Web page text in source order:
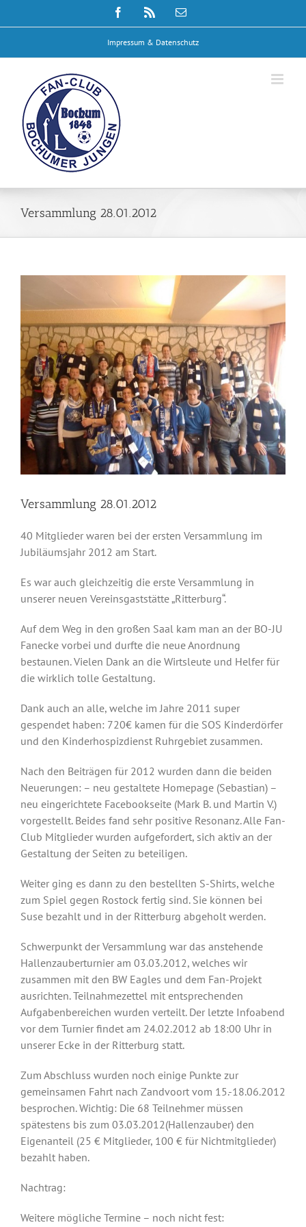
Inhalt
Facebook
E-
Impressum & Datenschutz
Versammlung 28.01.2012
Versammlung 28.01.2012
40 Mitglieder waren bei der ersten Versammlung im
Jubiläumsjahr 2012 am Start.
Es war auch gleichzeitig die erste Versammlung in
unserer neuen Vereinsgaststätte „Ritterburg“.
Auf dem Weg in den großen Saal kam man an der BO-JU
Fanecke vorbei und durfte die neue Anordnung
bestaunen. Vielen Dank an die Wirtsleute und Helfer für
die wirklich tolle Gestaltung.
Dank auch an alle, welche im Jahre 2011 super
gespendet haben: 720€ kamen für die SOS Kinderdörfer
und den Kinderhospizdienst Ruhrgebiet zusammen.
Nach den Beiträgen für 2012 wurden dann die beiden
Neuerungen: – neu gestaltete Homepage (Sebastian) –
neu eingerichtete Facebookseite (Mark B. und Martin V.)
vorgestellt. Beides fand sehr positive Resonanz. Alle Fan-
Club Mitglieder wurden aufgefordert, sich aktiv an der
Gestaltung der Seiten zu beteiligen.
Weiter ging es dann zu den bestellten S-Shirts, welche
zum Spiel gegen Rostock fertig sind. Sie können bei
Suse bezahlt und in der Ritterburg abgeholt werden.
Schwerpunkt der Versammlung war das anstehende
Hallenzauberturnier am 03.03.2012, welches wir
zusammen mit den BW Eagles und dem Fan-Projekt
ausrichten. Teilnahmezettel mit entsprechenden
Aufgabenbereichen wurden verteilt. Der letzte Infoabend
vor dem Turnier findet am 24.02.2012 ab 18:00 Uhr in
unserer Ecke in der Ritterburg statt.
Zum Abschluss wurden noch einige Punkte zur
gemeinsamen Fahrt nach Zandvoort vom 15.-18.06.2012
besprochen. Wichtig: Die 68 Teilnehmer müssen
spätestens bis zum 03.03.2012(Hallenzauber) den
Eigenanteil (25 € Mitglieder, 100 € für Nichtmitglieder)
bezahlt haben.
Nachtrag:
Weitere mögliche Termine – noch nicht fest: